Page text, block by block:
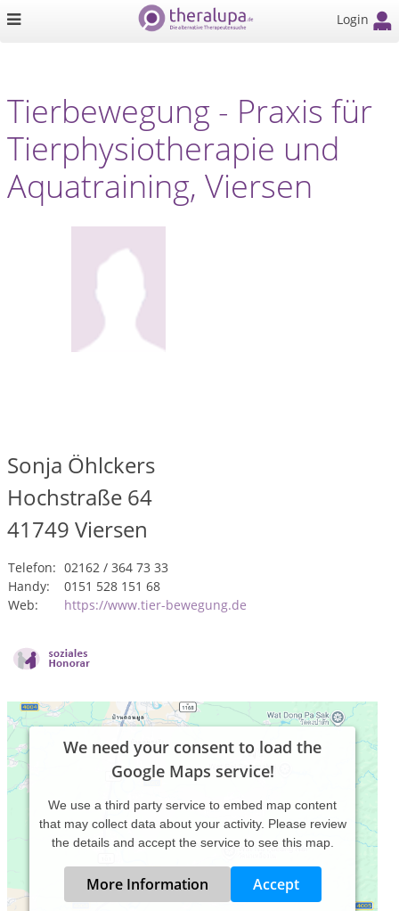
Login
Tierbewegung - Praxis für
Tierphysiotherapie und
Aquatraining, Viersen
Sonja Öhlckers
Hochstraße 64
41749 Viersen
Telefon: 02162 / 364 73 33
Handy:
0151 528 151 68
Web:
https://www.tier-bewegung.de
We need your consent to load the
Google Maps service!
We use a third party service to embed map content
that may collect data about your activity. Please review
the details and accept the service to see this map.
More Information Accept